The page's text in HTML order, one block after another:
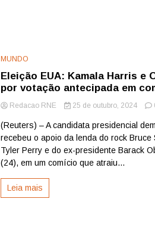
MUNDO
Eleição EUA: Kamala Harris e
por votação antecipada em
Redacao RNE 25 de outubro, 2024
(Reuters) – A candidata presidencial
recebeu o apoio da lenda do rock
Tyler Perry e do ex-presidente Barack
(24), em um comício que atraiu...
Leia mais